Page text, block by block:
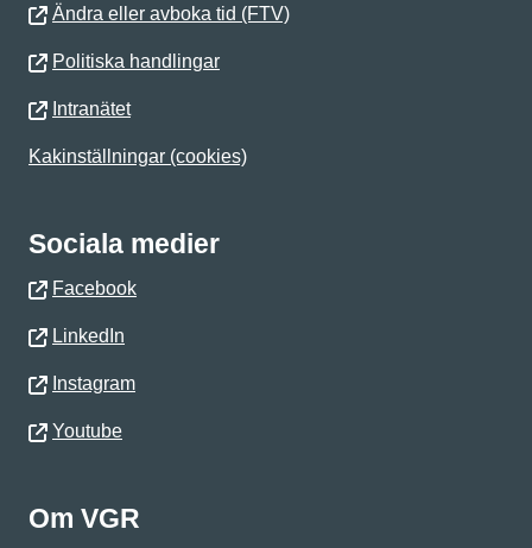
Ändra eller avboka tid (FTV)
Politiska handlingar
Intranätet
Kakinställningar (cookies)
Sociala medier
Facebook
LinkedIn
Instagram
Youtube
Om VGR